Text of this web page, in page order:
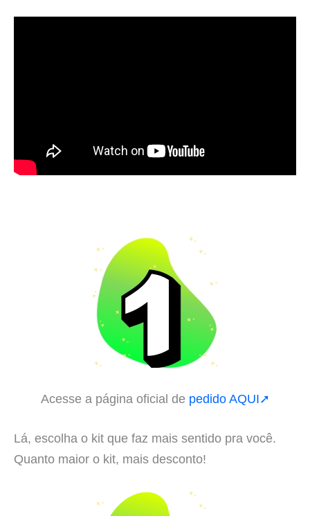
Acesse a página oficial de pedido AQUI➚
Lá, escolha o kit que faz mais sentido pra você.
Quanto maior o kit, mais desconto!